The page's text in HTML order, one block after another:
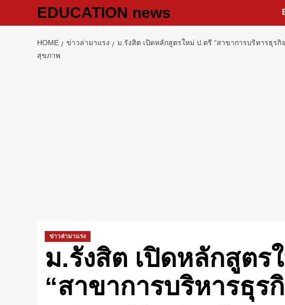
EDUCATION news
HOME ข่าวล่ามาแรง
ม.รังสิต เปิดหลักสูตรใหม่ ป.ตรี “สาขาการบริหารธุรกิ
สุขภาพ
ข่าวล่ามาแรง
ม.รังสิต เปิดหลักสูตร
“สาขาการบริหารธุร